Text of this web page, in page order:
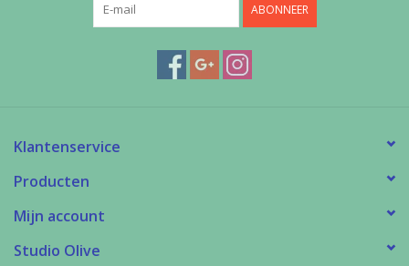
ABONNEER
Klantenservice
Producten
Mijn account
Studio Olive